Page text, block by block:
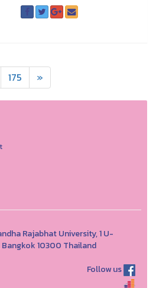
175 »
Rajabhat University, 1 U-
10300 Thailand
Follow us